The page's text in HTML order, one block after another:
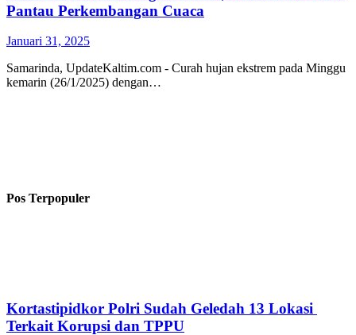
Pantau Perkembangan Cuaca
Januari 31, 2025
Samarinda, UpdateKaltim.com - Curah hujan ekstrem pada Minggu
kemarin (26/1/2025) dengan…
Pos Terpopuler
Kortastipidkor Polri Sudah Geledah 13 Lokasi
Terkait Korupsi dan TPPU